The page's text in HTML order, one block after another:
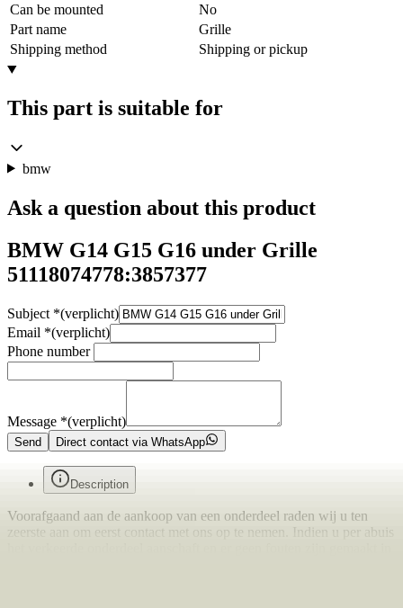
Can be mounted
No
Part name
Grille
Shipping method
Shipping or pickup
This part is suitable for
bmw
Ask a question about this product
BMW G14 G15 G16 under Grille
51118074778:3857377
Subject *(verplicht)
Email *(verplicht)
Phone number
Message *(verplicht)
Send Direct contact via WhatsApp
Description
Voorafgaand aan de aankoop van een onderdeel raden wij u ten
zeerste aan om eerst contact met ons op te nemen. Indien u per abuis